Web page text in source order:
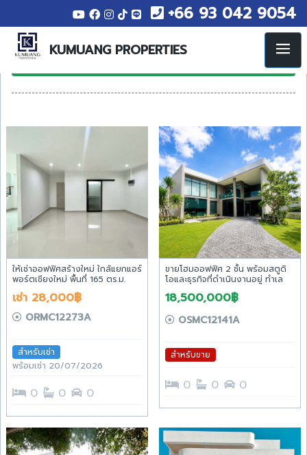
+66 93 042 9054
KUMUANG PROPERTIES
สำนักงาน 23 รายการ
แสดงช่องค้นหา
ให้เช่าออฟฟิศสร้างใหม่ ใกล้แยกแอร์
พอร์ตเชียงใหม่ พื้นที่ 165 ตร.ม.
พร้อมที่จอดรถส่วนตัว
เช่า 28,000฿
ORMC12273A
สำหรับเช่า
พร้อมเช่า 20/07/2026
0 0 0
ขายโฮมออฟฟิศ 2 ชั้น พร้อมสตูดิ
โอและธุรกิจที่ดำเนินงานอยู่ ทำเล
วงแหวนรอบ 2 เชียงใหม่ ลงทุน
ต่อยอดได้ทันที
18,500,000฿
OSMC12141A
สำหรับขาย
0 0 0